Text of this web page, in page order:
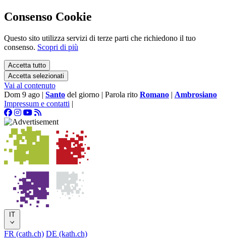
Consenso Cookie
Questo sito utilizza servizi di terze parti che richiedono il tuo
consenso. Scopri di più
Accetta tutto
Accetta selezionati
Vai al contenuto
Dom 9 ago | Santo del giorno | Parola rito Romano | Ambrosiano
Impressum e contatti |
IT
FR (cath.ch) DE (kath.ch)